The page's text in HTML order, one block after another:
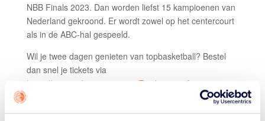
NBB Finals 2023. Dan worden liefst 15 kampioenen van
Nederland gekroond. Er wordt zowel op het centercourt
als in de ABC-hal gespeeld.
Wil je twee dagen genieten van topbasketball? Bestel
dan snel je tickets via
https://store.ticketing.cm.com/Finals2023
of via
basketball.nl/tickets